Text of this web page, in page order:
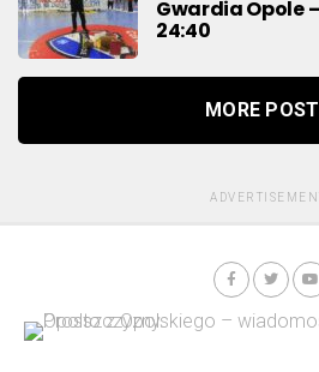
Gwardia Opole
24:40
MORE